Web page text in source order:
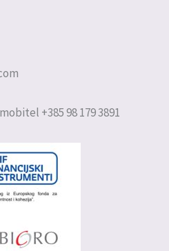
+385 98 179 3891